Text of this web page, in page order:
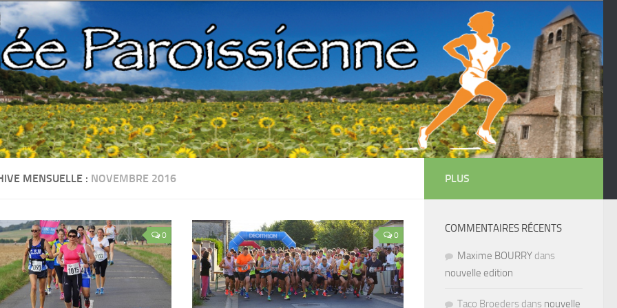
MENSUELLE : NOVEMBRE 2016
0 0
PLUS
COMMENTAIRES RÉCENTS
Maxime BOURRY dans
nouvelle edition
Taco Broeders dans nouvelle